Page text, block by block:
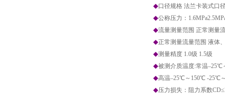
◆口径规格 法兰卡装式口径
◆公称压力：
◆流量测量范围 正常测量
◆正常测量流量范围 液体
◆测量精度 1.0级 1.5级
◆被测介质温度:常温–25℃
◆高温–25℃～150℃ -25℃
◆压力损失：阻力系数CD